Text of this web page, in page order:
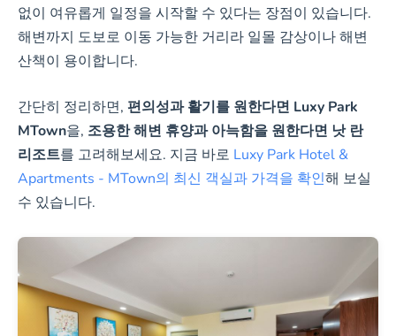
없이 여유롭게 일정을 시작할 수 있다는 장점이 있습니다.
해변까지 도보로 이동 가능한 거리라 일몰 감상이나 해변
산책이 용이합니다.
간단히 정리하면, 편의성과 활기를 원한다면 Luxy Park
MTown을, 조용한 해변 휴양과 아늑함을 원한다면 낫 란
리조트를 고려해보세요. 지금 바로 Luxy Park Hotel &
Apartments - MTown의 최신 객실과 가격을 확인해 보실
수 있습니다.